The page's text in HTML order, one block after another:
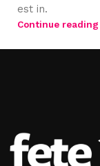
est in.
Continue reading